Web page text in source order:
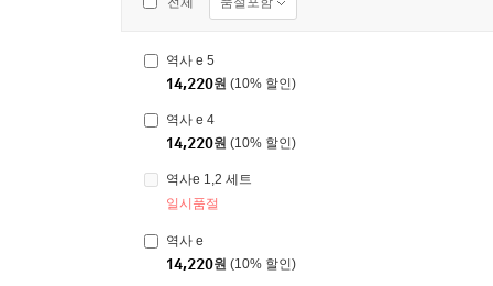
역사 e 5
14,220원 (10% 할인)
역사 e 4
14,220원 (10% 할인)
역사e 1,2 세트
일시품절
역사 e
14,220원 (10% 할인)